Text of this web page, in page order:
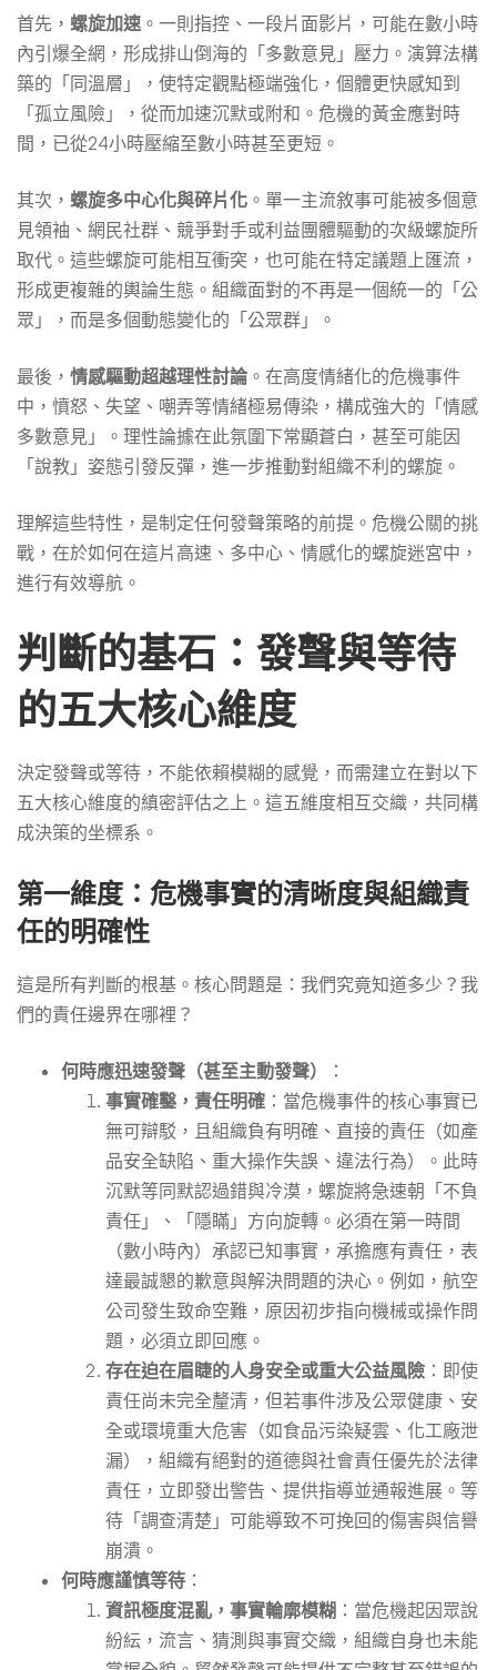
斷
標
準
首先， 螺旋加速。一則指控、一段片面影片，可能在數小時
內引爆全網，形成排山倒海的「多數意見」壓力。演算法構
築的「同溫層」，使特定觀點極端強化，個體更快感知到
「孤立風險」，從而加速沉默或附和。危機的黃金應對時
間，已從24小時壓縮至數小時甚至更短。
其次， 螺旋多中心化與碎片化 。單一主流敘事可能被多個意
見領袖、網民社群、競爭對手或利益團體驅動的次級螺旋所
取代。這些螺旋可能相互衝突，也可能在特定議題上匯流，
形成更複雜的輿論生態。組織面對的不再是一個統一的「公
眾」，而是多個動態變化的「公眾群」。
最後， 情感驅動超越理性討論 。在高度情緒化的危機事件
中，憤怒、失望、嘲弄等情緒極易傳染，構成強大的「情感
多數意見」。理性論據在此氛圍下常顯蒼白，甚至可能因
「說教」姿態引發反彈，進一步推動對組織不利的螺旋。
理解這些特性，是制定任何發聲策略的前提。危機公關的挑
戰，在於如何在這片高速、多中心、情感化的螺旋迷宮中，
進行有效導航。
判斷的基石：發聲與等待
的五大核心維度
決定發聲或等待，不能依賴模糊的感覺，而需建立在對以下
五大核心維度的縝密評估之上。這五維度相互交織，共同構
成決策的坐標系。
第一維度：危機事實的清晰度與組織責
任的明確性
這是所有判斷的根基。核心問題是：我們究竟知道多少？我
們的責任邊界在哪裡？
何時應迅速發聲（甚至主動發聲）
：
事實確鑿，責任明確 ：當危機事件的核心事實已
無可辯駁，且組織負有明確、直接的責任（如產
品安全缺陷、重大操作失誤、違法行為）。此時
沉默等同默認過錯與冷漠，螺旋將急速朝「不負
責任」、「隱瞞」方向旋轉。必須在第一時間
（數小時內）承認已知事實，承擔應有責任，表
達最誠懇的歉意與解決問題的決心。例如，航空
公司發生致命空難，原因初步指向機械或操作問
題，必須立即回應。
存在迫在眉睫的人身安全或重大公益風險 ：即使
責任尚未完全釐清，但若事件涉及公眾健康、安
全或環境重大危害（如食品污染疑雲、化工廠泄
漏），組織有絕對的道德與社會責任優先於法律
責任，立即發出警告、提供指導並通報進展。等
待「調查清楚」可能導致不可挽回的傷害與信譽
崩潰。
何時應謹慎等待 ：
資訊極度混亂，事實輪廓模糊 ：當危機起因眾說
紛紜，流言、猜測與事實交織，組織自身也未能